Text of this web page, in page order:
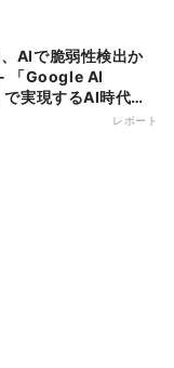
「Google AI
実現するAI時代の
レポート